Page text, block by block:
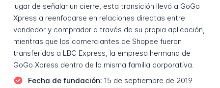
lugar de señalar un cierre, esta transición llevó a GoGo
Xpress a reenfocarse en relaciones directas entre
vendedor y comprador a través de su propia aplicación,
mientras que los comerciantes de Shopee fueron
transferidos a LBC Express, la empresa hermana de
GoGo Xpress dentro de la misma familia corporativa.
Fecha de fundación: 15 de septiembre de 2019